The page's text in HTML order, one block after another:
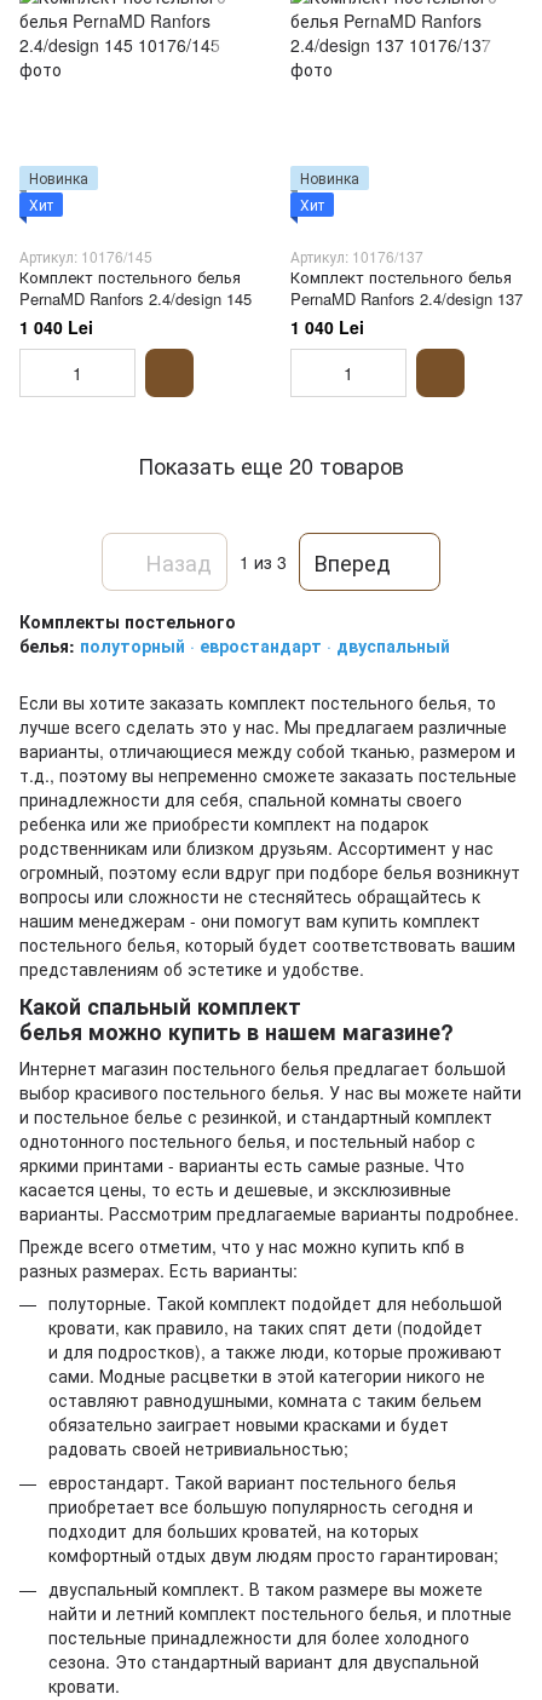
Новинка
Хит
Артикул: 10176/145
Комплект постельного белья
PernaMD Ranfors 2.4/design 145
1 040 Lei
Новинка
Хит
Артикул: 10176/137
Комплект постельного белья
PernaMD Ranfors 2.4/design 137
1 040 Lei
Показать еще 20 товаров
Назад 1 из 3 Вперед
Комплекты постельного
белья: полуторный · евростандарт · двуспальный
Если вы хотите заказать комплект постельного белья, то
лучше всего сделать это у нас. Мы предлагаем различные
варианты, отличающиеся между собой тканью, размером и
т.д., поэтому вы непременно сможете заказать постельные
принадлежности для себя, спальной комнаты своего
ребенка или же приобрести комплект на подарок
родственникам или близком друзьям. Ассортимент у нас
огромный, поэтому если вдруг при подборе белья возникнут
вопросы или сложности не стесняйтесь обращайтесь к
нашим менеджерам - они помогут вам купить комплект
постельного белья, который будет соответствовать вашим
представлениям об эстетике и удобстве.
Какой спальный комплект
белья можно купить в нашем магазине?
Интернет магазин постельного белья предлагает большой
выбор красивого постельного белья. У нас вы можете найти
и постельное белье с резинкой, и стандартный комплект
однотонного постельного белья, и постельный набор с
яркими принтами - варианты есть самые разные. Что
касается цены, то есть и дешевые, и эксклюзивные
варианты. Рассмотрим предлагаемые варианты подробнее.
Прежде всего отметим, что у нас можно купить кпб в
разных размерах. Есть варианты:
полуторные. Такой комплект подойдет для небольшой
кровати, как правило, на таких спят дети (подойдет
и для подростков), а также люди, которые проживают
сами. Модные расцветки в этой категории никого не
оставляют равнодушными, комната с таким бельем
обязательно заиграет новыми красками и будет
радовать своей нетривиальностью;
евростандарт. Такой вариант постельного белья
приобретает все большую популярность сегодня и
подходит для больших кроватей, на которых
комфортный отдых двум людям просто гарантирован;
двуспальный комплект. В таком размере вы можете
найти и летний комплект постельного белья, и плотные
постельные принадлежности для более холодного
сезона. Это стандартный вариант для двуспальной
кровати.